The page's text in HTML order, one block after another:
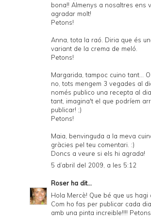
bona!! Almenys a nosaltres ens
agradar molt!
Petons!
Anna, tota la raó. Diria que és
variant de la crema de meló.
Petons!
Margarida, tampoc cuino tant...
no, tots mengem 3 vegades al
només publico una recepta al
tant, imagina't el que podríem
publicar! ;)
Petons!
Maia, benvinguda a la meva
gràcies pel teu comentari. :)
Doncs a veure si els hi agrada!
5 d’abril del 2009, a les 5:12
Roser ha dit...
Hola Mercè! Que bé que us hagi
Com ho fas per publicar cada
amb una pinta increible!!!!